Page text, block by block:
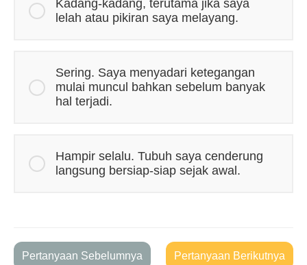
Kadang-kadang, terutama jika saya
lelah atau pikiran saya melayang.
Sering. Saya menyadari ketegangan
mulai muncul bahkan sebelum banyak
hal terjadi.
Hampir selalu. Tubuh saya cenderung
langsung bersiap-siap sejak awal.
Pertanyaan Sebelumnya Pertanyaan Berikutnya